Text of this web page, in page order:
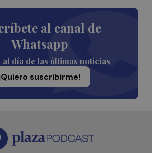
al canal de
Whatsapp
al día de las últimas noticias
suscribirme!